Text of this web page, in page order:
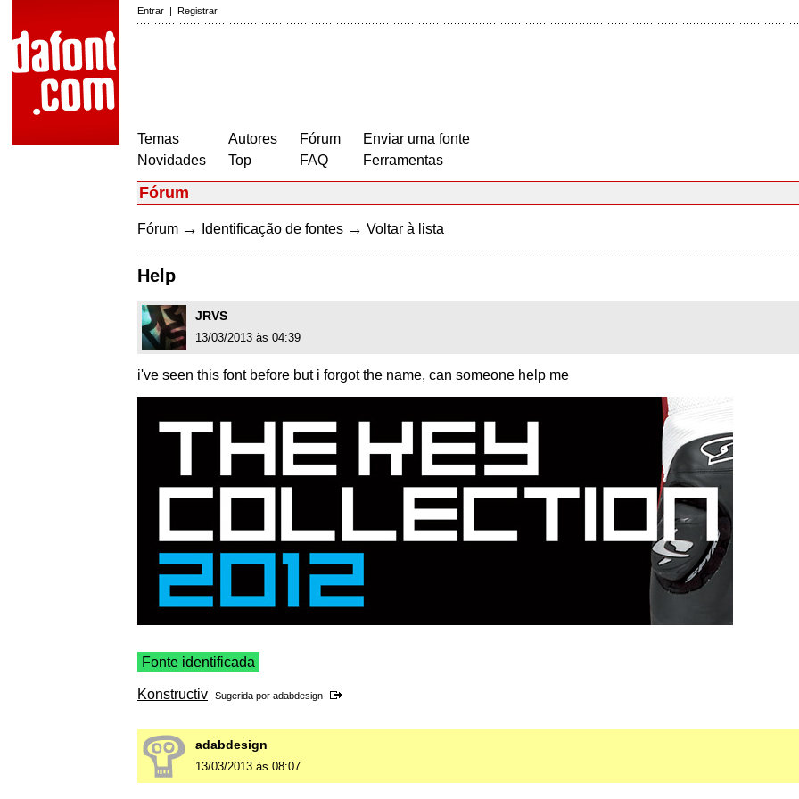
Entrar | Registrar
Temas
Novidades
Autores
Top
Fórum
FAQ
Enviar uma fonte
Ferramentas
Fórum
Fórum → Identificação de fontes → Voltar à lista
Help
JRVS
13/03/2013 às 04:39
i've seen this font before but i forgot the name, can someone help me
Fonte identificada
Konstructiv Sugerida por adabdesign
adabdesign
13/03/2013 às 08:07